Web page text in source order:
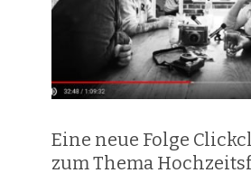
Eine neue Folge
zum Thema